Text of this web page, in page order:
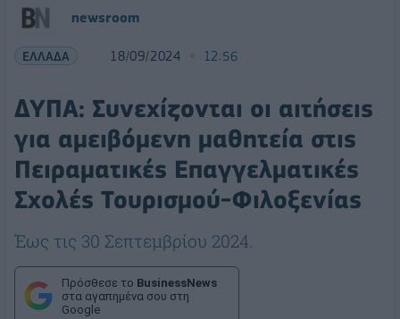
newsroom
ΕΛΛΑΔΑ 18/09/2024 12:56
ΔΥΠΑ: Συνεχίζονται οι αιτήσεις
για αμειβόμενη μαθητεία στις
Πειραματικές Επαγγελματικές
Σχολές Τουρισμού-Φιλοξενίας
Έως τις 30 Σεπτεμβρίου 2024.
Πρόσθεσε το BusinessNews
στα αγαπημένα σου στη
Google